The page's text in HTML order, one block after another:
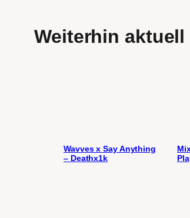
Weiterhin aktuell
Wavves x Say Anything
– Deathx1k